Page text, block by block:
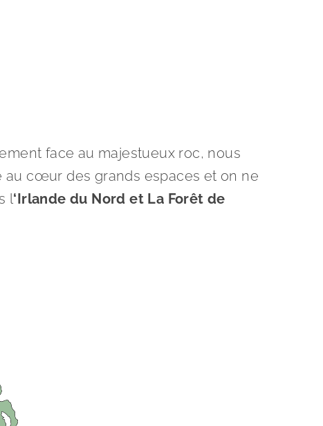
face au majestueux roc, nous
au cœur des grands espaces et on ne
l‘Irlande du Nord et La Forêt de